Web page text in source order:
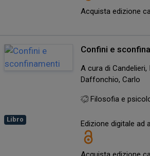
Acquista edizione
Libro
Confini e
A cura di Candelieri,
Daffonchio, Carlo
Filosofia e
Edizione digitale ad